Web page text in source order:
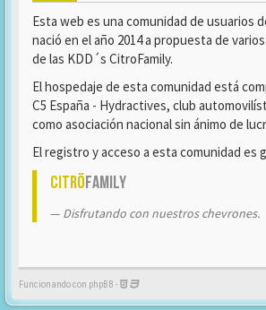
Esta web es una comunidad de usuarios
nació en el año 2014 a propuesta de
de las KDD´s CitroFamily.
El hospedaje de esta comunidad está
C5 España - Hydractives, club
como asociación nacional sin ánimo de
El registro y acceso a esta comunidad es
CitröFamily
Disfrutando con nuestros chevrones.
Funcionando con phpBB -